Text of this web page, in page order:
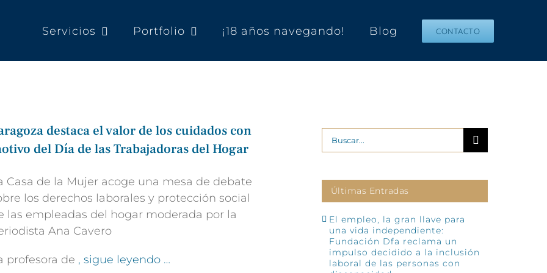
Servicios Portfolio ¡18 años navegando! Blog CONTACTO
destaca el valor de los cuidados con
del Día de las Trabajadoras del Hogar
Casa de la Mujer acoge una mesa de debate
los derechos laborales y protección social
las empleadas del hogar moderada por la
Ana Cavero
profesora de , sigue leyendo …
Buscar:
Últimas Entradas
El empleo, la gran llave para
una vida independiente:
Fundación Dfa reclama un
impulso decidido a la inclusión
laboral de las personas con